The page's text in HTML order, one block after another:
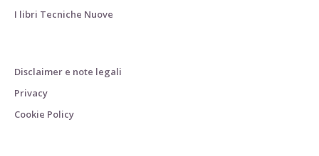
I libri Tecniche Nuove
Disclaimer e note legali
Privacy
Cookie Policy